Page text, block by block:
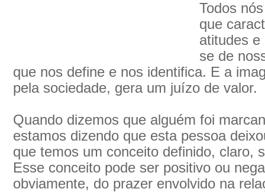
Todos
que
atitudes e
se de
que nos define e nos identifica. E a
pela sociedade, gera um juízo de valor.
Quando dizemos que alguém foi
estamos dizendo que esta pessoa
que temos um conceito definido, claro,
Esse conceito pode ser positivo ou
obviamente, do prazer envolvido na